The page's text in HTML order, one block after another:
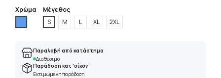
Χρώμα
Μέγεθος
S
M L XL 2XL
Παραλαβή από κατάστημα
Διαθέσιμο
Παράδοση κατ 'οίκον
Εκτιμώμενη παράδοση